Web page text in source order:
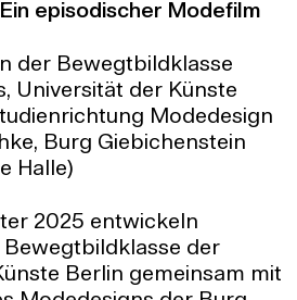
episodischer Modefilm
der Bewegtbildklasse
Universität der Künste
Modedesign
Burg Giebichenstein
Halle)
2025 entwickeln
der
Berlin gemeinsam mit